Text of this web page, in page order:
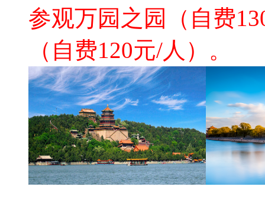
参观万园之园（自费
（自费120元/人）。